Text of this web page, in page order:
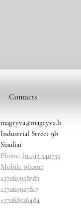
Contacts
magryva@magryva.lt
Industrial Street 9b
Siauliai
Phone: (0-41) 540733
Mobile phone:
+37069958583
+37069927817
+37068526484